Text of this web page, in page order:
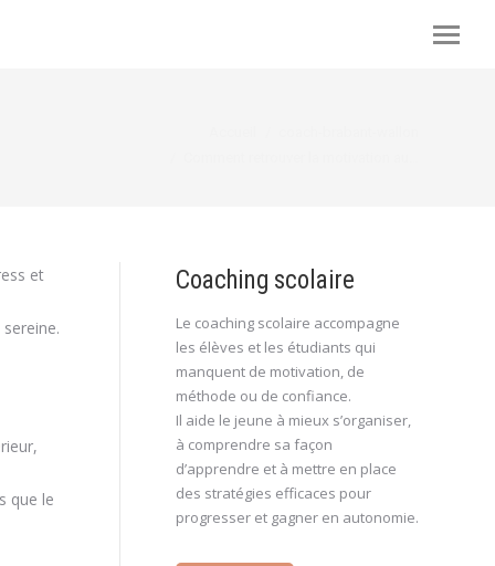
et
que le
Coaching scolaire
Le coaching scolaire accompagne
les élèves et les étudiants qui
manquent de motivation, de
méthode ou de confiance.
Il aide le jeune à mieux s’organiser,
à comprendre sa façon
d’apprendre et à mettre en place
des stratégies efficaces pour
progresser et gagner en autonomie.